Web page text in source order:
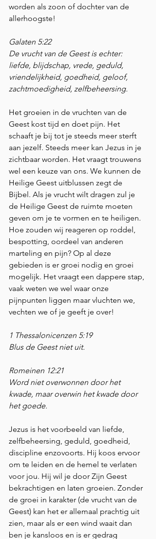
worden als zoon of dochter van de
allerhoogste!
Galaten 5:22
De vrucht van de Geest is echter:
liefde, blijdschap, vrede, geduld,
vriendelijkheid, goedheid, geloof,
zachtmoedigheid, zelfbeheersing.
Het groeien in de vruchten van de
Geest kost tijd en doet pijn. Het
schaaft je bij tot je steeds meer sterft
aan jezelf. Steeds meer kan Jezus in je
zichtbaar worden. Het vraagt trouwens
wel een keuze van ons. We kunnen de
Heilige Geest uitblussen zegt de
Bijbel. Als je vrucht wilt dragen zul je
de Heilige Geest de ruimte moeten
geven om je te vormen en te heiligen.
Hoe zouden wij reageren op roddel,
bespotting, oordeel van anderen
marteling en pijn? Op al deze
gebieden is er groei nodig en groei
mogelijk. Het vraagt een dappere stap,
vaak weten we wel waar onze
pijnpunten liggen maar vluchten we,
vechten we of je geeft je over!
1 Thessalonicenzen 5:19
Blus de Geest niet uit.
Romeinen 12:21
Word niet overwonnen door het
kwade, maar overwin het kwade door
het goede.
Jezus is het voorbeeld van liefde,
zelfbeheersing, geduld, goedheid,
discipline enzovoorts. Hij koos ervoor
om te leiden en de hemel te verlaten
voor jou. Hij wil je door Zijn Geest
bekrachtigen en laten groeien. Zonder
de groei in karakter (de vrucht van de
Geest) kan het er allemaal prachtig uit
zien, maar als er een wind waait dan
ben je kansloos en is er gedrag